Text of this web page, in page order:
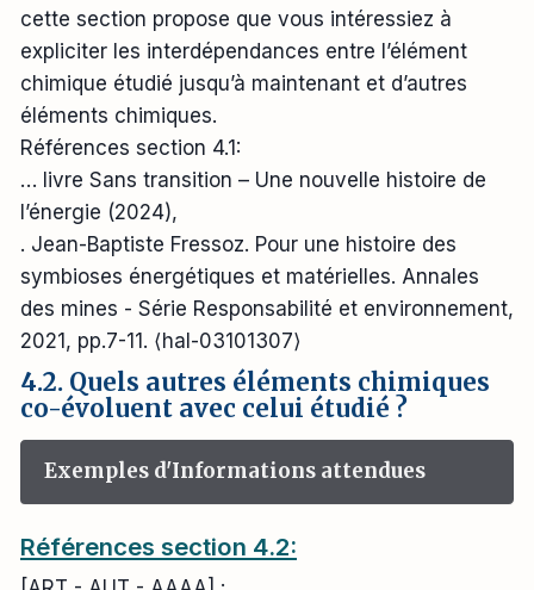
cette section propose que vous intéressiez à
expliciter les interdépendances entre l’élément
chimique étudié jusqu’à maintenant et d’autres
éléments chimiques.
Références section 4.1:
… livre Sans transition – Une nouvelle histoire de
l’énergie (2024),
. Jean-Baptiste Fressoz. Pour une histoire des
symbioses énergétiques et matérielles. Annales
des mines - Série Responsabilité et environnement,
2021, pp.7-11. ⟨hal-03101307⟩
4.2. Quels autres éléments chimiques
co-évoluent avec celui étudié ?
Exemples d'Informations attendues
Références section 4.2: